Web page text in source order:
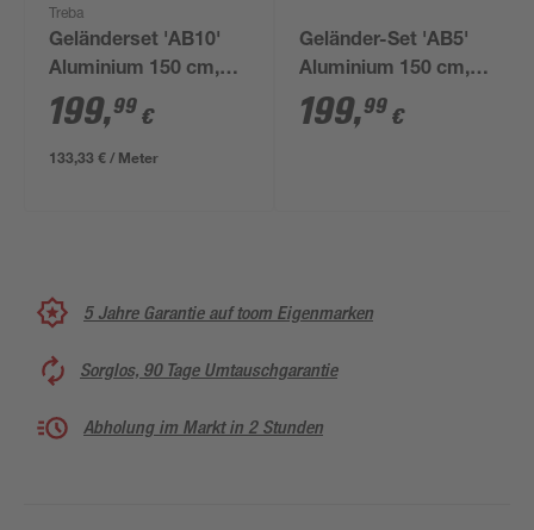
Treba
Geländerset 'AB10'
Aluminium 150 cm,
Bodenmontage,
anthrazit
199,99 €
133,33 € / Meter
Geländer-Set 'AB5'
Aluminium 150 cm,
seitliche Montage
199,99 €
5 Jahre Garantie auf toom Eigenmarken
Sorglos, 90 Tage Umtauschgarantie
Abholung im Markt in 2 Stunden